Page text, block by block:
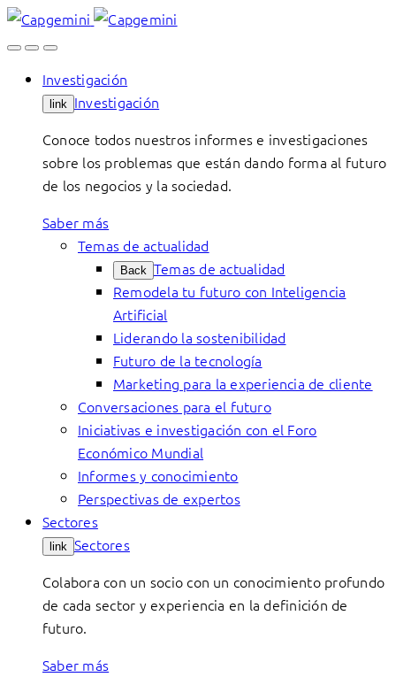
Skip
to
Investigación
link Investigación
Conoce todos nuestros informes e investigaciones
sobre los problemas que están dando forma al futuro
de los negocios y la sociedad.
Saber más
Temas de actualidad
Back Temas de actualidad
Remodela tu futuro con Inteligencia
Artificial
Liderando la sostenibilidad
Futuro de la tecnología
Marketing para la experiencia de cliente
Conversaciones para el futuro
Iniciativas e investigación con el Foro
Económico Mundial
Informes y conocimiento
Perspectivas de expertos
Sectores
link Sectores
Colabora con un socio con un conocimiento profundo
de cada sector y experiencia en la definición de
futuro.
Saber más